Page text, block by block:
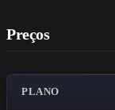
Preços
PLANO